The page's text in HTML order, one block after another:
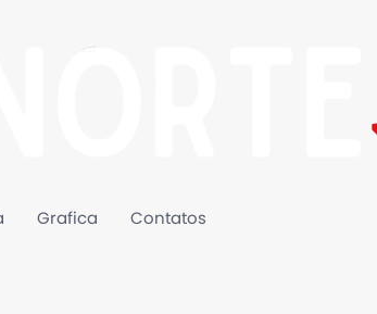
Grafica Contatos